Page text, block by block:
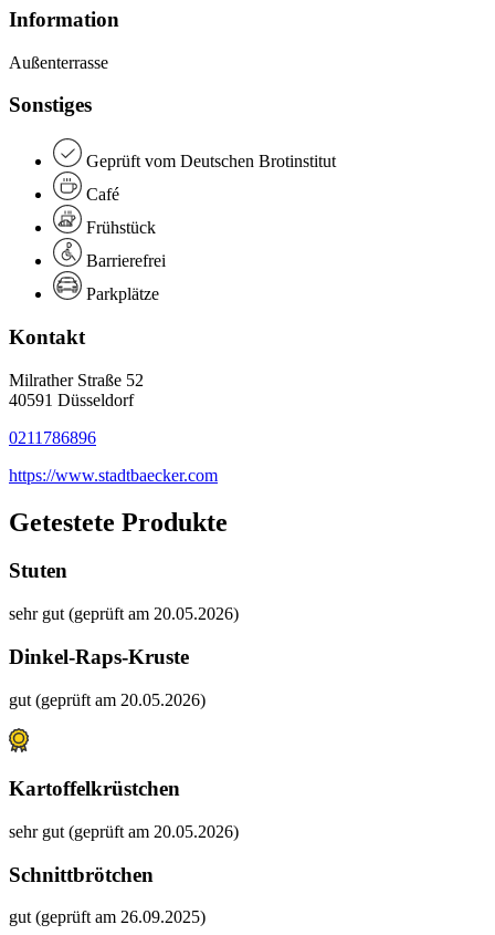
Information
Außenterrasse
Sonstiges
Geprüft vom Deutschen Brotinstitut
Café
Frühstück
Barrierefrei
Parkplätze
Kontakt
Milrather Straße 52
40591 Düsseldorf
0211786896
https://www.stadtbaecker.com
Getestete Produkte
Stuten
sehr gut (geprüft am 20.05.2026)
Dinkel-Raps-Kruste
gut (geprüft am 20.05.2026)
Kartoffelkrüstchen
sehr gut (geprüft am 20.05.2026)
Schnittbrötchen
gut (geprüft am 26.09.2025)